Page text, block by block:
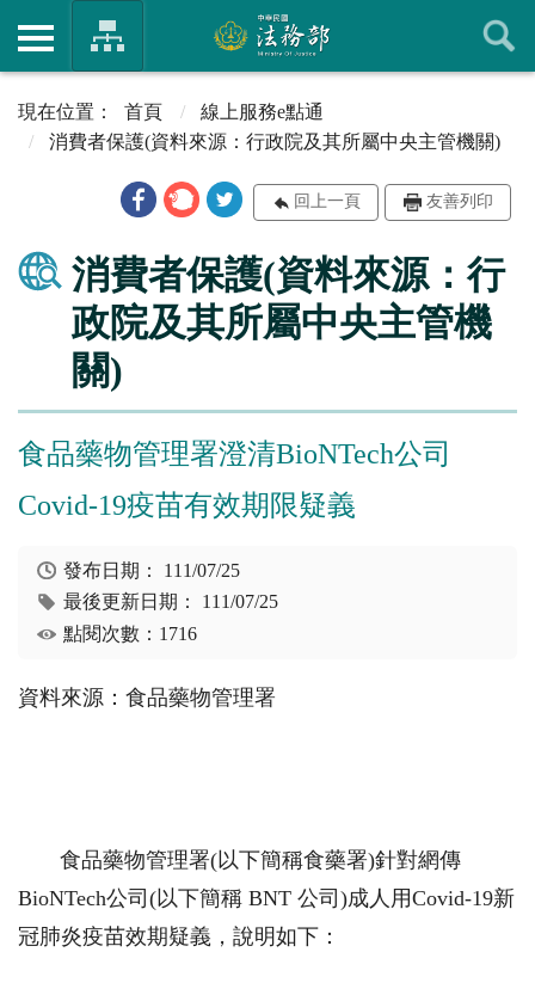
首頁
線上服務e點通
消費者保護(資料來源：行政院及其所屬中央主管機關)
回上一頁 友善列印
消費者保護(資料來源：行
政院及其所屬中央主管機
關)
食品藥物管理署澄清BioNTech公司
Covid-19疫苗有效期限疑義
發布日期： 111/07/25
最後更新日期： 111/07/25
點閱次數：1716
資料來源：食品藥物管理署
食品藥物管理署(以下簡稱食藥署)針對網傳
BioNTech公司(以下簡稱 BNT 公司)成人用Covid-19新
冠肺炎疫苗效期疑義，說明如下：